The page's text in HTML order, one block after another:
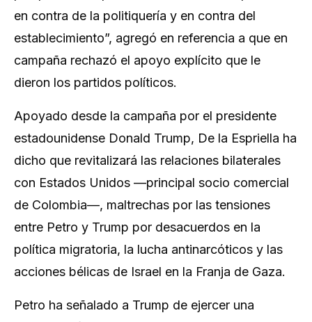
en contra de la politiquería y en contra del
establecimiento”, agregó en referencia a que en
campaña rechazó el apoyo explícito que le
dieron los partidos políticos.
Apoyado desde la campaña por el presidente
estadounidense Donald Trump, De la Espriella ha
dicho que revitalizará las relaciones bilaterales
con Estados Unidos —principal socio comercial
de Colombia—, maltrechas por las tensiones
entre Petro y Trump por desacuerdos en la
política migratoria, la lucha antinarcóticos y las
acciones bélicas de Israel en la Franja de Gaza.
Petro ha señalado a Trump de ejercer una